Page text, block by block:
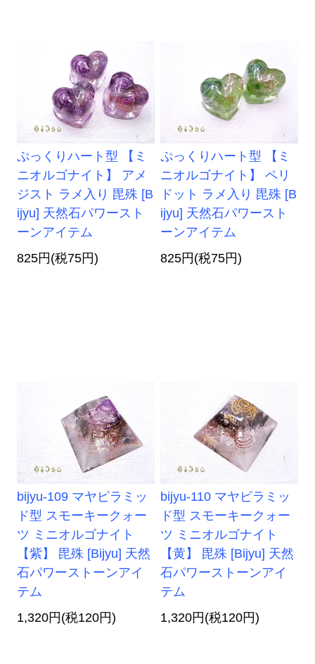
ぷっくりハート型 【ミ
ニオルゴナイト】 アメ
ジスト ラメ入り 毘殊 [B
ijyu] 天然石パワースト
ーンアイテム
825円(税75円)
ぷっくりハート型 【ミ
ニオルゴナイト】 ペリ
ドット ラメ入り 毘殊 [B
ijyu] 天然石パワースト
ーンアイテム
825円(税75円)
bijyu-109 マヤピラミッ
ド型 スモーキークォー
ツ ミニオルゴナイト
【紫】 毘殊 [Bijyu] 天然
石パワーストーンアイ
テム
1,320円(税120円)
bijyu-110 マヤピラミッ
ド型 スモーキークォー
ツ ミニオルゴナイト
【黄】 毘殊 [Bijyu] 天然
石パワーストーンアイ
テム
1,320円(税120円)